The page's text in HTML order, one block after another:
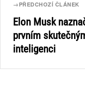
→ PŘEDCHOZÍ ČLÁNEK
Elon Musk
prvním
inteligenci